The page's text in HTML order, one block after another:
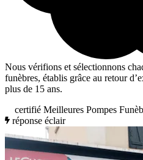
Nous vérifions et sélectionnons
funèbres, établis grâce au retour
plus de 15 ans.
certifié Meilleures Pompes
réponse éclair